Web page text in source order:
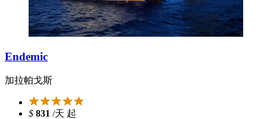
Endemic
加拉帕戈斯
$ 831 /天 起